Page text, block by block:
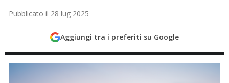
Pubblicato il 28 lug 2025
Aggiungi tra i preferiti su Google